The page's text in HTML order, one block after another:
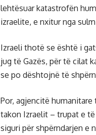
lehtësuar katastrofën
izraelite, e nxitur nga
Izraeli thotë se është i
jug të Gazës, për të cilat
se po dështojnë të
Por, agjencitë
takon Izraelit – trupat e
siguri për shpërndarjen e